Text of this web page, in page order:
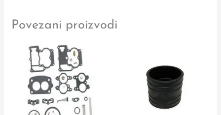
Povezani proizvodi